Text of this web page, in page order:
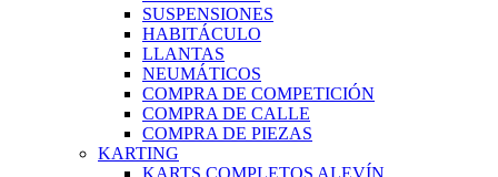
SUSPENSIONES
HABITÁCULO
LLANTAS
NEUMÁTICOS
COMPRA DE COMPETICIÓN
COMPRA DE CALLE
COMPRA DE PIEZAS
KARTING
KARTS COMPLETOS ALEVÍN